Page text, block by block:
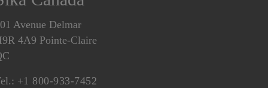
Avenue Delmar
4A9 Pointe-Claire
+1 800-933-7452